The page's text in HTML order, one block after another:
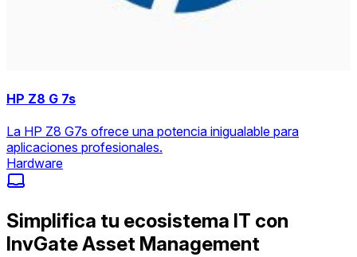
HP Z8 G 7s
La HP Z8 G7s ofrece una potencia inigualable para
aplicaciones profesionales.
Hardware
Simplifica tu ecosistema IT con
InvGate Asset Management